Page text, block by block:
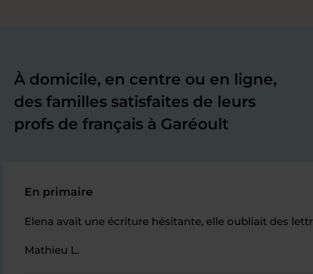
À domicile, en centre ou en ligne,
des familles satisfaites de leurs
profs de français à Garéoult
En primaire
Elena avait une écriture hésitante, elle oubliait des
Mathieu L.